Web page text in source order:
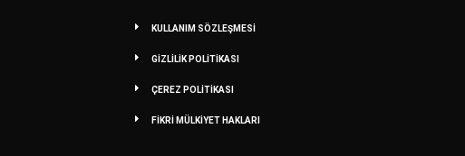
KULLANIM SÖZLEŞMESİ
GİZLİLİK POLİTİKASI
ÇEREZ POLİTİKASI
FİKRİ MÜLKİYET HAKLARI